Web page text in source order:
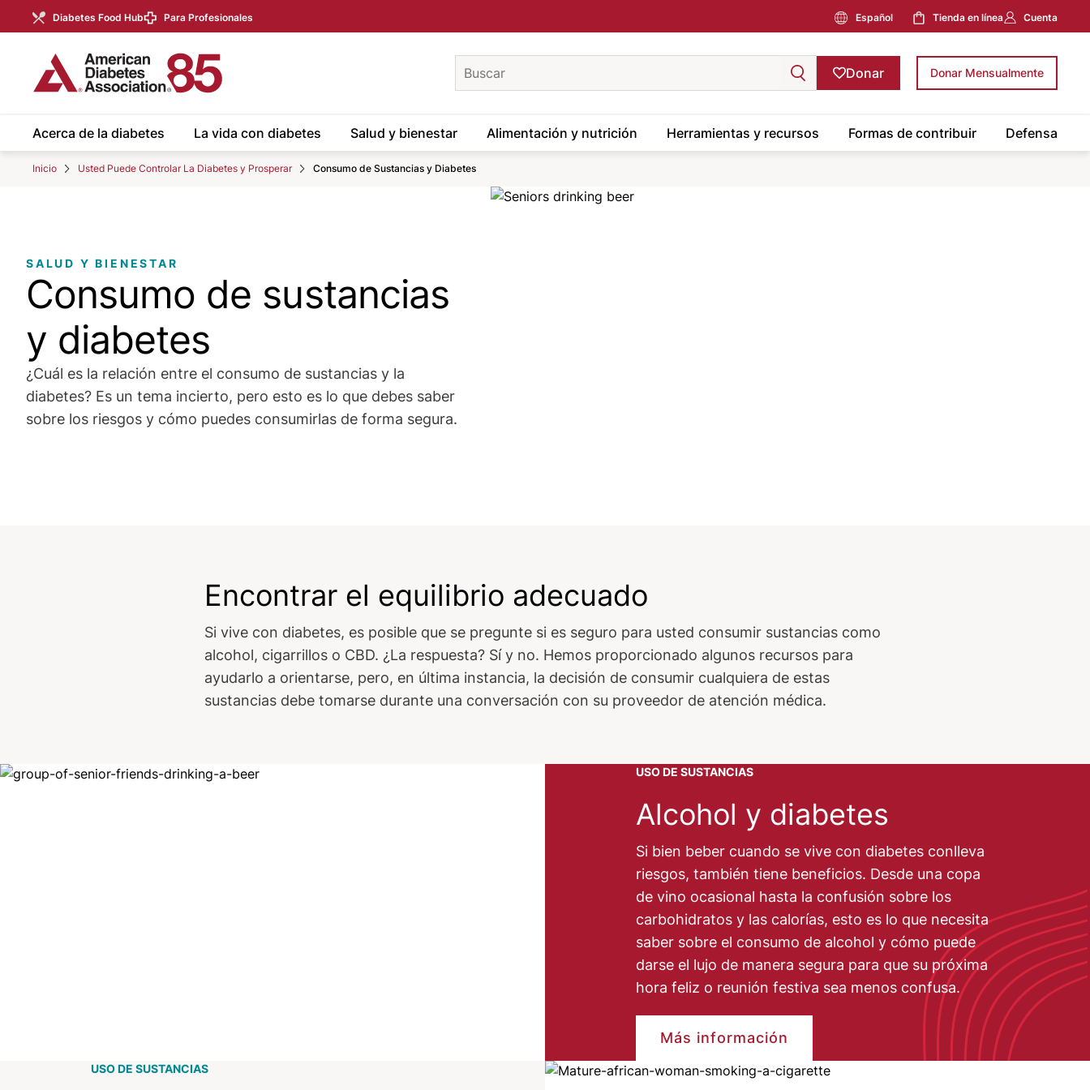
Skip to Main content
Diabetes Food Hub Para Profesionales Español Tienda en línea Cuenta
keywords Donar Donar Mensualmente
Acerca de la diabetes La vida con diabetes Salud y bienestar Alimentación y nutrición Herramientas y recursos Formas de contribuir Defensa
Inicio Usted Puede Controlar La Diabetes y Prosperar Consumo de Sustancias y Diabetes
content
SALUD Y BIENESTAR
Consumo de sustancias
y diabetes
¿Cuál es la relación entre el consumo de sustancias y la
diabetes? Es un tema incierto, pero esto es lo que debes saber
sobre los riesgos y cómo puedes consumirlas de forma segura.
Image
Encontrar el equilibrio adecuado
Si vive con diabetes, es posible que se pregunte si es seguro para usted consumir sustancias como
alcohol, cigarrillos o CBD. ¿La respuesta? Sí y no. Hemos proporcionado algunos recursos para
ayudarlo a orientarse, pero, en última instancia, la decisión de consumir cualquiera de estas
sustancias debe tomarse durante una conversación con su proveedor de atención médica.
USO DE SUSTANCIAS
Alcohol y diabetes
Si bien beber cuando se vive con diabetes conlleva
riesgos, también tiene beneficios. Desde una copa
de vino ocasional hasta la confusión sobre los
carbohidratos y las calorías, esto es lo que necesita
saber sobre el consumo de alcohol y cómo puede
darse el lujo de manera segura para que su próxima
hora feliz o reunión festiva sea menos confusa.
Más información
Image
USO DE SUSTANCIAS Image